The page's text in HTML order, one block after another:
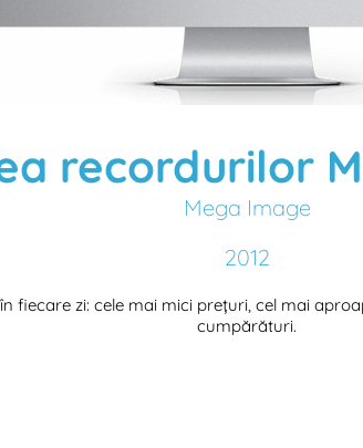
recordurilor
Mega Image
2012
fiecare zi: cele mai mici prețuri, cel mai
cumpărături.